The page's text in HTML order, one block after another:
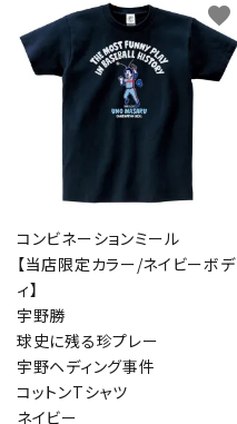
コンビネーションミール
【当店限定カラー/ネイビーボデ
ィ】
宇野勝
球史に残る珍プレー
宇野ヘディング事件
コットンTシャツ
ネイビー
favorite